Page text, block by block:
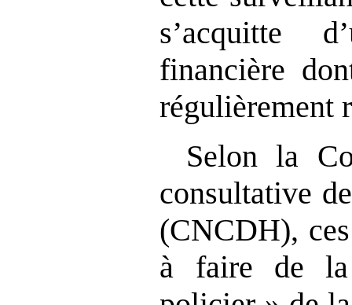
s’acquitte
financière
régulièrement
Selon la
consultative
(CNCDH),
à faire de